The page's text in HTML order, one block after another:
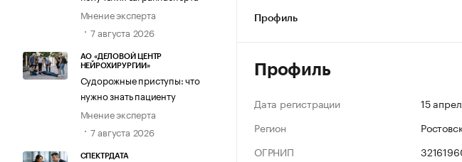
Мнение эксперта
7 августа 2026
АО «ДЕЛОВОЙ ЦЕНТР
НЕЙРОХИРУРГИИ»
Судорожные приступы: что
нужно знать пациенту
Мнение эксперта
7 августа 2026
СПЕКТРДАТА
Профиль
Профиль
Дата регистрации
15
Регион
ОГРНИП